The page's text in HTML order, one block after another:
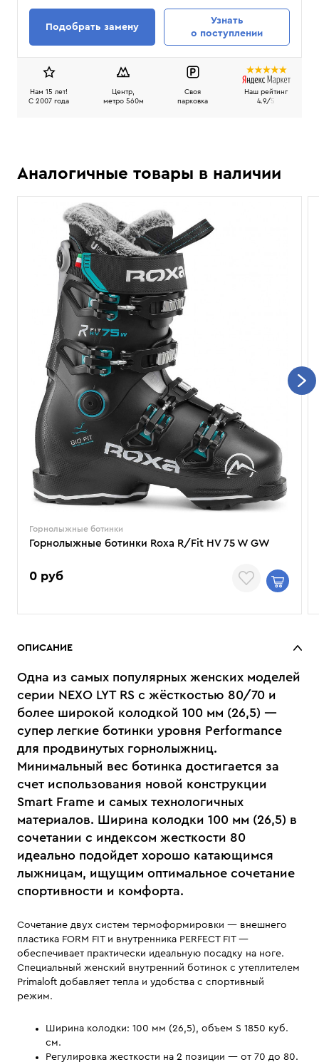
Подобрать замену
Узнать
о поступлении
Нам 15 лет!
C 2007 года
Центр,
метро 560м
Своя
парковка
Наш рейтинг
4.9/5
Аналогичные товары в наличии
Горнолыжные ботинки
Горнолыжные ботинки Roxa R/Fit HV 75 W GW
0 руб
ОПИСАНИЕ
Одна из самых популярных женских моделей
серии NEXO LYT RS с жёсткостью 80/70 и
более широкой колодкой 100 мм (26,5) —
супер легкие ботинки уровня Performance
для продвинутых горнолыжниц.
Минимальный вес ботинка достигается за
счет использования новой конструкции
Smart Frame и самых технологичных
материалов. Ширина колодки 100 мм (26,5) в
сочетании с индексом жесткости 80
идеально подойдет хорошо катающимся
лыжницам, ищущим оптимальное сочетание
спортивности и комфорта.
Сочетание двух систем термоформировки — внешнего
пластика FORM FIT и внутренника PERFECT FIT —
обеспечивает практически идеальную посадку на ноге.
Специальный женский внутренний ботинок с утеплителем
Primaloft добавляет тепла и удобства с спортивный
режим.
Ширина колодки: 100 мм (26,5), объем S 1850 куб.
см.
Регулировка жесткости на 2 позиции — от 70 до 80.